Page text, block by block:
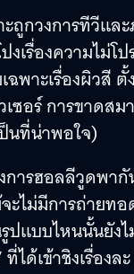
ถูกวงการทีวีแ
รื่องความไม่โป
พาะเรื่องผิวสี
ซอร์ การขาดส
นที่น่าพอใจ)
ารฮอลลีวูดพา
ะไม่มีการถ่ายท
แบบไหนนั้นยังไ
ด้เข้าชิงเรื่องละ